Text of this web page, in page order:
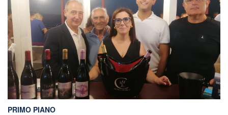
veicolo leggero provocando il ferimento di cinque
persone. Il traffico […]
PRIMO PIANO